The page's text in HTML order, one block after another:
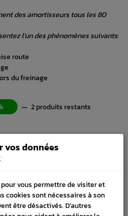
des amortisseurs tous les 80
l'un des phénomènes suivants:
route
du freinage
— 2 produits restants
vos données
vous permettre de visiter et
cookies sont nécessaires à son
être désactivés. D'autres